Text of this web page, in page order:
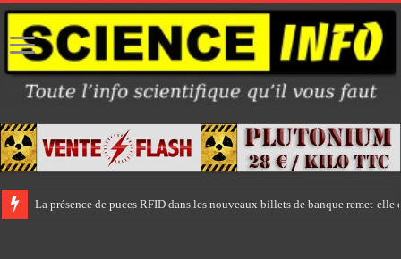
La présence de puces RFID dans les nouveaux billets de banque remet-